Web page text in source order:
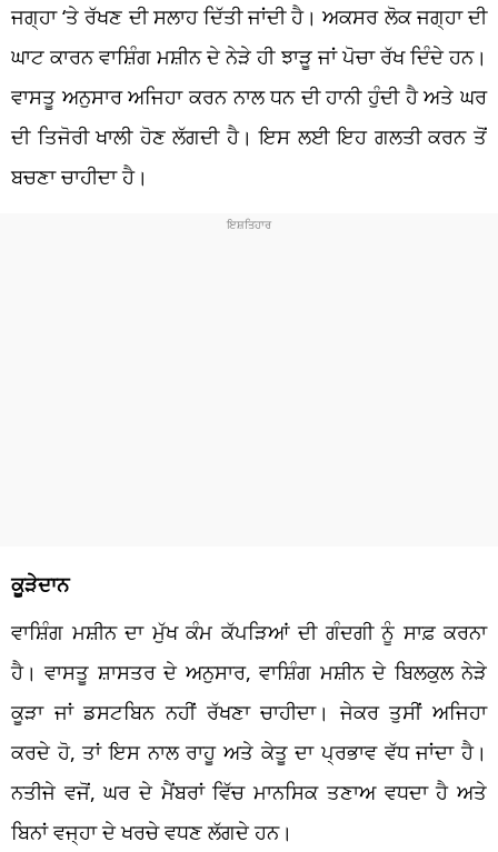
ਜਗ੍ਹਾ ‘ਤੇ ਰੱਖਣ ਦੀ ਸਲਾਹ ਦਿੱਤੀ ਜਾਂਦੀ ਹੈ। ਅਕਸਰ ਲੋਕ ਜਗ੍ਹਾ ਦੀ
ਘਾਟ ਕਾਰਨ ਵਾਸ਼ਿੰਗ ਮਸ਼ੀਨ ਦੇ ਨੇੜੇ ਹੀ ਝਾੜੂ ਜਾਂ ਪੋਚਾ ਰੱਖ ਦਿੰਦੇ ਹਨ।
ਵਾਸਤੂ ਅਨੁਸਾਰ ਅਜਿਹਾ ਕਰਨ ਨਾਲ ਧਨ ਦੀ ਹਾਨੀ ਹੁੰਦੀ ਹੈ ਅਤੇ ਘਰ
ਦੀ ਤਿਜੋਰੀ ਖਾਲੀ ਹੋਣ ਲੱਗਦੀ ਹੈ। ਇਸ ਲਈ ਇਹ ਗਲਤੀ ਕਰਨ ਤੋਂ
ਬਚਣਾ ਚਾਹੀਦਾ ਹੈ।
ਕੂੜੇਦਾਨ
ਵਾਸ਼ਿੰਗ ਮਸ਼ੀਨ ਦਾ ਮੁੱਖ ਕੰਮ ਕੱਪੜਿਆਂ ਦੀ ਗੰਦਗੀ ਨੂੰ ਸਾਫ਼ ਕਰਨਾ
ਹੈ। ਵਾਸਤੂ ਸ਼ਾਸਤਰ ਦੇ ਅਨੁਸਾਰ, ਵਾਸ਼ਿੰਗ ਮਸ਼ੀਨ ਦੇ ਬਿਲਕੁਲ ਨੇੜੇ
ਕੂੜਾ ਜਾਂ ਡਸਟਬਿਨ ਨਹੀਂ ਰੱਖਣਾ ਚਾਹੀਦਾ। ਜੇਕਰ ਤੁਸੀਂ ਅਜਿਹਾ
ਕਰਦੇ ਹੋ, ਤਾਂ ਇਸ ਨਾਲ ਰਾਹੂ ਅਤੇ ਕੇਤੂ ਦਾ ਪ੍ਰਭਾਵ ਵੱਧ ਜਾਂਦਾ ਹੈ।
ਨਤੀਜੇ ਵਜੋਂ, ਘਰ ਦੇ ਮੈਂਬਰਾਂ ਵਿੱਚ ਮਾਨਸਿਕ ਤਣਾਅ ਵਧਦਾ ਹੈ ਅਤੇ
ਬਿਨਾਂ ਵਜ੍ਹਾ ਦੇ ਖਰਚੇ ਵਧਣ ਲੱਗਦੇ ਹਨ।